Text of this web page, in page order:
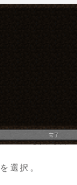
を選択。